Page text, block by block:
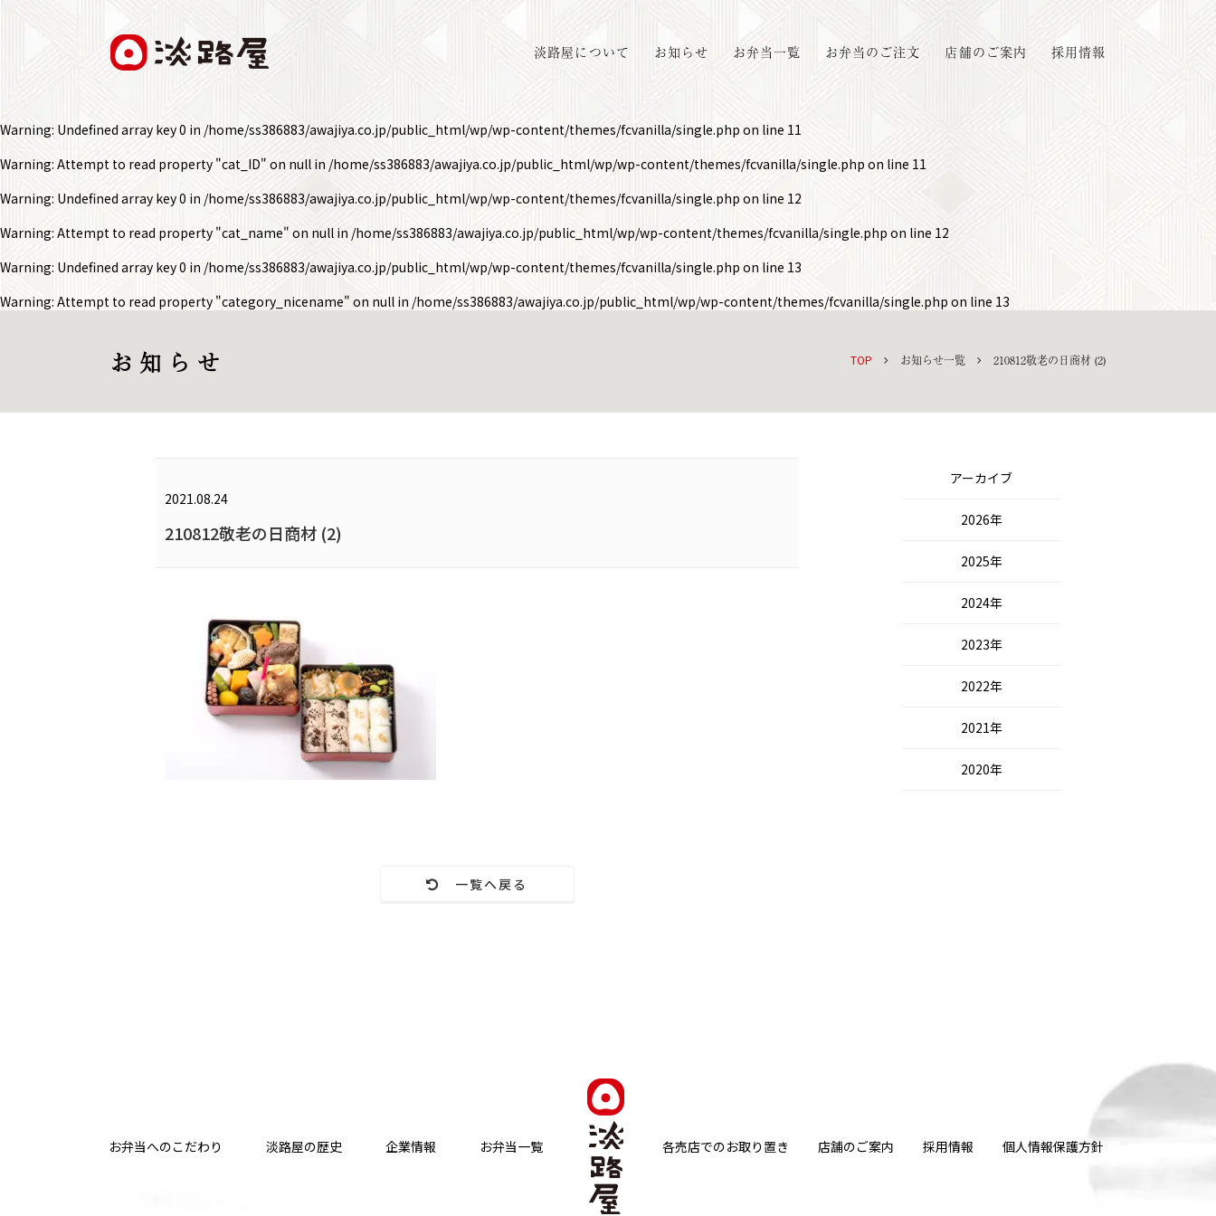
淡路屋について お知らせ お弁当一覧 お弁当のご注文 店舗のご案内 採用情報
Warning: Undefined array key 0 in /home/ss386883/awajiya.co.jp/public_html/wp/wp-content/themes/fcvanilla/single.php on line 11
Warning: Attempt to read property "cat_ID" on null in /home/ss386883/awajiya.co.jp/public_html/wp/wp-content/themes/fcvanilla/single.php on line 11
Warning: Undefined array key 0 in /home/ss386883/awajiya.co.jp/public_html/wp/wp-content/themes/fcvanilla/single.php on line 12
Warning: Attempt to read property "cat_name" on null in /home/ss386883/awajiya.co.jp/public_html/wp/wp-content/themes/fcvanilla/single.php on line 12
Warning: Undefined array key 0 in /home/ss386883/awajiya.co.jp/public_html/wp/wp-content/themes/fcvanilla/single.php on line 13
Warning: Attempt to read property "category_nicename" on null in /home/ss386883/awajiya.co.jp/public_html/wp/wp-content/themes/fcvanilla/single.php on line 13
お 知 ら せ TOP お知らせ一覧 210812敬老の日商材 (2)
2021.08.24
210812敬老の日商材 (2)
一覧へ戻る
アーカイブ
2026年
2025年
2024年
2023年
2022年
2021年
2020年
お弁当へのこだわり 淡路屋の歴史 企業情報 お弁当一覧 各売店でのお取り置き 店舗のご案内 採用情報 個人情報保護方針